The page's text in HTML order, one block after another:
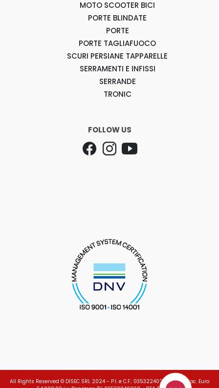
MOTO SCOOTER BICI
PORTE BLINDATE
PORTE
PORTE TAGLIAFUOCO
SCURI PERSIANE TAPPARELLE
SERRAMENTI E INFISSI
SERRANDE
TRONIC
FOLLOW US
All Rights Reserved © DISEC SRL 2024 - P.I. e C.F.: 03532240268 - Cap.Soc. Euro